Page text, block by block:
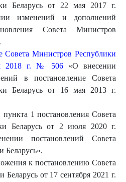
Беларусь от 22 мая 2017 г.
изменений и дополнений
Совета Министров
Совета Министров Республики
2018 г. № 506 «О внесении
в постановление Совета
Беларусь от 16 мая 2013 г.
пункта 1 постановления Совета
Беларусь от 2 июля 2020 г.
постановлений Совета
Беларусь».
к постановлению Совета
от 17 сентября 2021 г.